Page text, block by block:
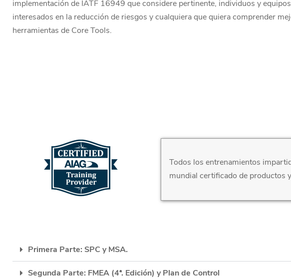
implementación de IATF 16949 que considere pertinente, individuos y
interesados en la reducción de riesgos y cualquiera que quiera comprender
herramientas de Core Tools.
Todos los entrenamientos
mundial certificado de productos
Primera Parte: SPC y MSA.
Segunda Parte: FMEA (4ª. Edición) y Plan de Control